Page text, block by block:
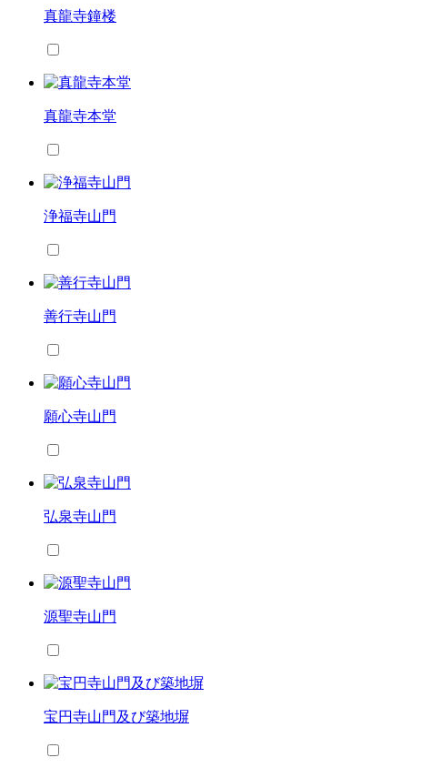
真龍寺鐘楼
真龍寺本堂
浄福寺山門
善行寺山門
願心寺山門
弘泉寺山門
源聖寺山門
宝円寺山門及び築地塀